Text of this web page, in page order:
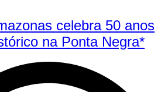
celebra 50 anos
na Ponta Negra*